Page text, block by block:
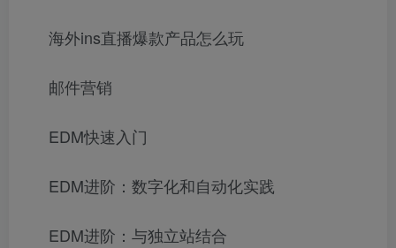
海外ins直播爆款产品怎么玩
邮件营销
EDM快速入门
EDM进阶：数字化和自动化实践
EDM进阶：与独立站结合